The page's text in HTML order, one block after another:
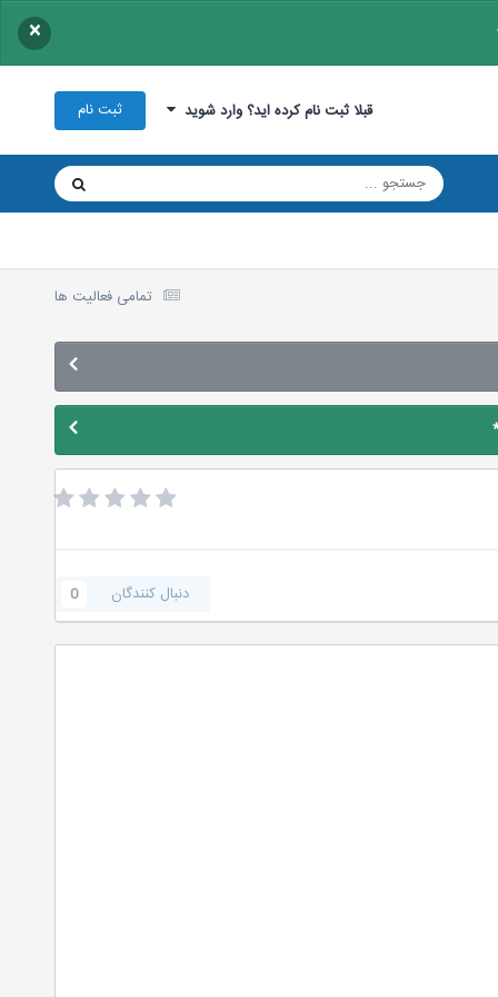
×
قبلا ثبت نام کرده اید؟ وارد شوید ثبت نام
تمامی فعالیت ها
دنبال کنندگان 0